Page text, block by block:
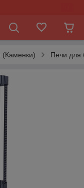
(Каменки) Печи для